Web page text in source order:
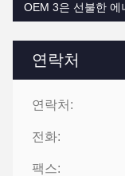
연락처
연락처:
전화:
팩스:
OEM 3은 선불한 에